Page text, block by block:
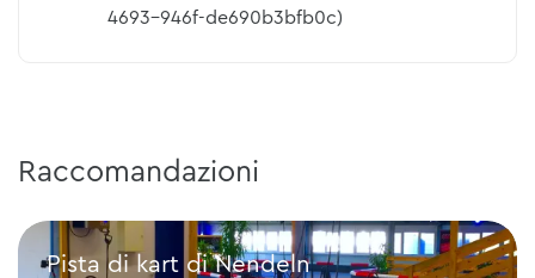
4693-946f-de690b3bfb0c)
Raccomandazioni
Pista di kart di Nendeln